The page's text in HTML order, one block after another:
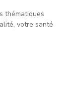
thématiques
votre santé